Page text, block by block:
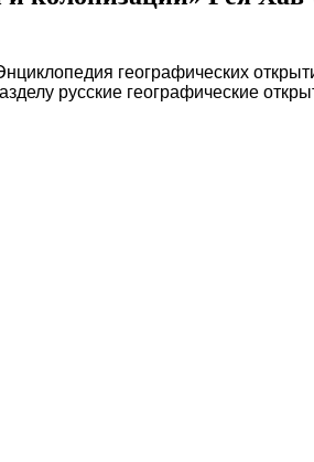
географических
русские географические